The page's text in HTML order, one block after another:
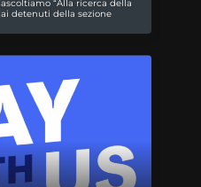
“Alla ricerca della
detenuti della sezione